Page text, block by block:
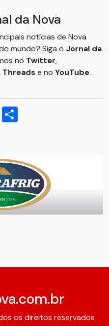
da Nova
notícias de Nova
mundo? Siga o Jornal da
no Twitter,
Threads e no YouTube.
Email
os direitos reservados